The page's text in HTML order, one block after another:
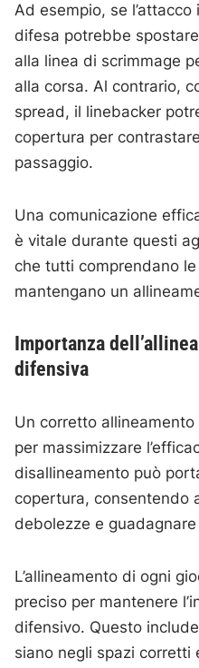
Ad esempio, se
difesa potrebbe
alla linea di scrimmage
alla corsa. Al contrario,
spread, il linebacker
copertura per
passaggio.
Una comunicazione
è vitale durante questi
che tutti comprendano
mantengano un
Importanza
difensiva
Un corretto
per massimizzare
disallineamento può
copertura, consentendo
debolezze e
L’allineamento di ogni
preciso per mantenere
difensivo. Questo
siano negli spazi corretti